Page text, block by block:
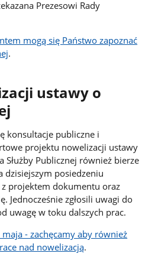
Prezesowi Rady
mogą się Państwo zapoznać
.
ustawy o
konsultacje publiczne i
projektu nowelizacji ustawy
Służby Publicznej również bierze
dzisiejszym posiedzeniu
z projektem dokumentu oraz
Jednocześnie zgłosili uwagi do
uwagę w toku dalszych prac.
- zachęcamy aby również
nad nowelizacją.